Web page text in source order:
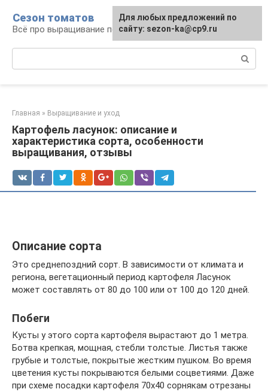
контенту
Сезон томатов
Всё про выращивание помидоров
Главная » Выращивание и уход
Картофель ласунок: описание и
характеристика сорта, особенности
выращивания, отзывы
Описание сорта
Это среднепоздний сорт. В зависимости от климата и
региона, вегетационный период картофеля Ласунок
может составлять от 80 до 100 или от 100 до 120 дней.
Побеги
Кусты у этого сорта картофеля вырастают до 1 метра.
Ботва крепкая, мощная, стебли толстые. Листья также
грубые и толстые, покрытые жестким пушком. Во время
цветения кусты покрываются белыми соцветиями. Даже
при схеме посадки картофеля 70х40 сорнякам отрезаны
Для любых предложений по
сайту: sezon-ka@cp9.ru